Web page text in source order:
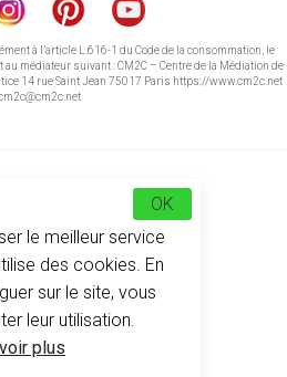
à l’article L.616-1 du Code de la consommation, le
médiateur suivant : CM2C – Centre de la Médiation de
14 rue Saint Jean 75017 Paris https://www.cm2c.net
2026 -Tunetoo
le meilleur service
des cookies. En
sur le site, vous
leur utilisation.
plus
OK